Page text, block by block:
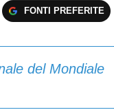
FONTI PREFERITE
del Mondiale